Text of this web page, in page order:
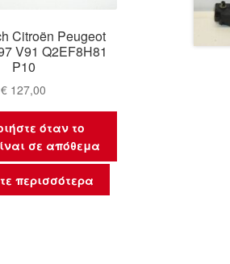
Citroën Peugeot
V91 Q2EF8H81
P10
€ 127,00
όταν το
σε απόθεμα
περισσότερα